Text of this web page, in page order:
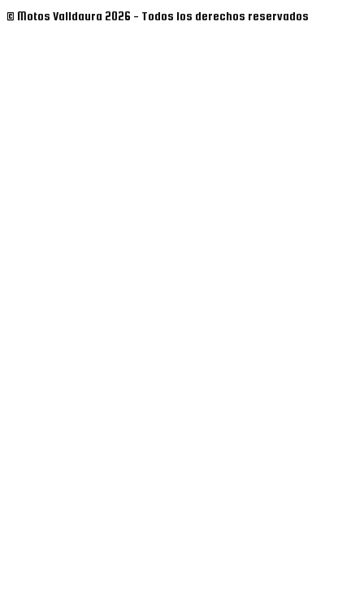
© Motos Valldaura 2026 - Todos los derechos reservados